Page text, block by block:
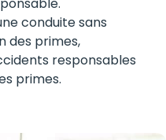
conduite sans
des primes,
responsables
primes.